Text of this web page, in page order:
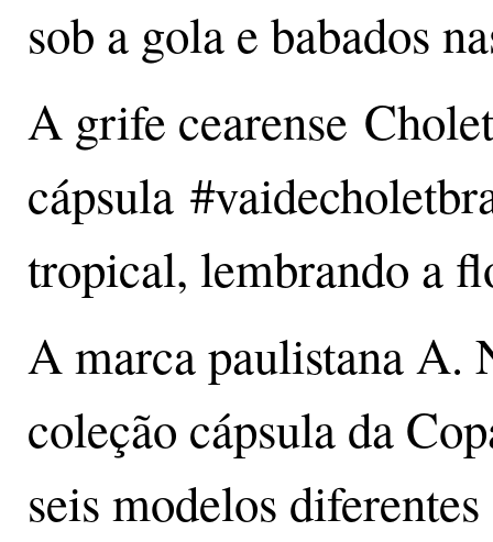
sob a gola e babados
A grife cearense
cápsula
tropical, lembrando a
A marca paulistana A.
coleção cápsula da
seis modelos